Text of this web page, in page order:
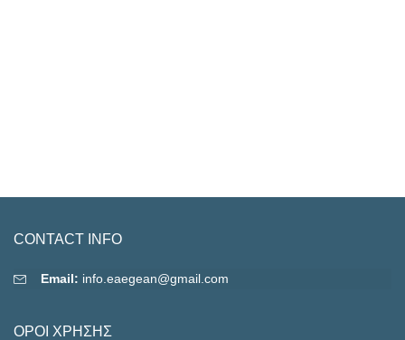
CONTACT INFO
Email: info.eaegean@gmail.com
ΟΡΟΙ ΧΡΗΣΗΣ